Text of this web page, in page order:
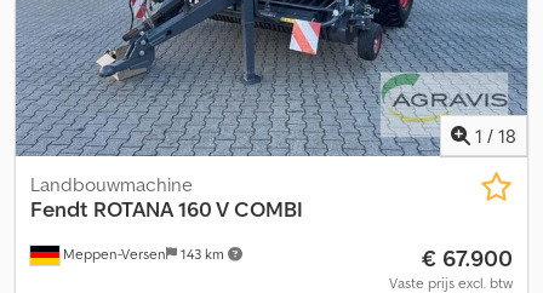
1 / 18
Meppen-Versen 143 km
Landbouwmachine
Fendt ROTANA 160 V COMBI
€ 67.900
Vaste prijs excl. btw